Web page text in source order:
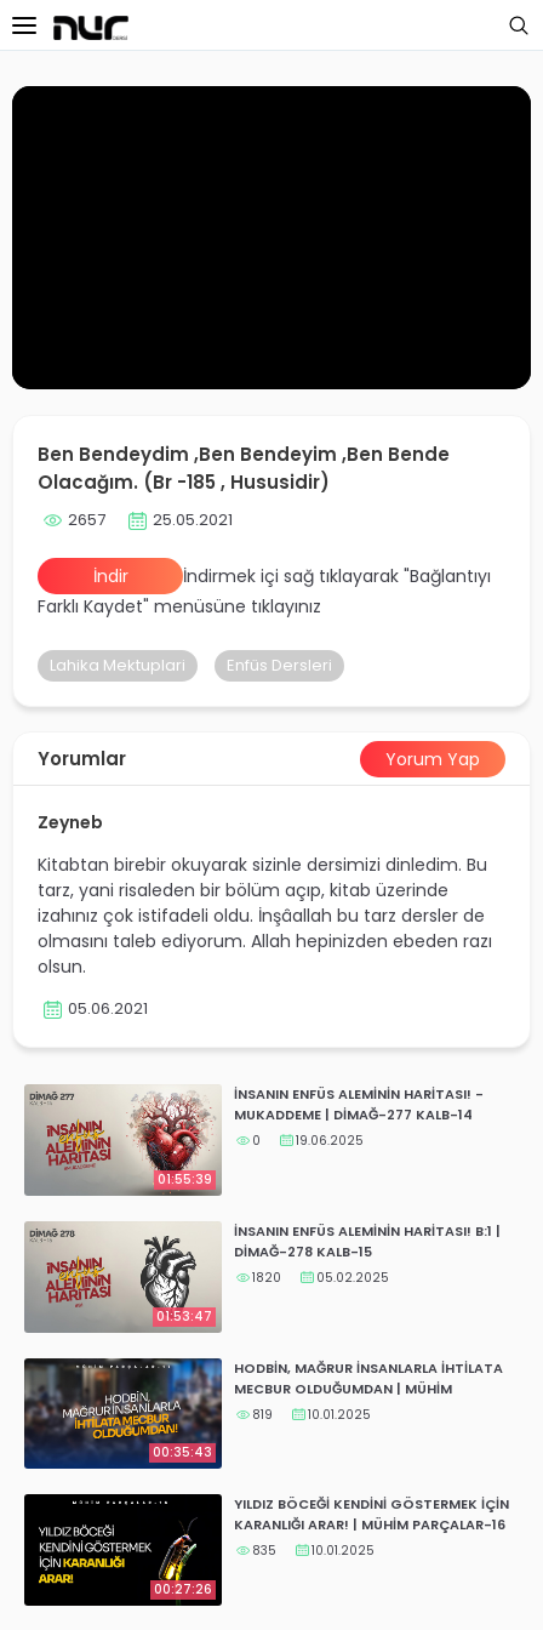
Dersler
Ben Bendeydim ,Ben Bendeyim ,Ben Bende
Olacağım. (Br -185 , Hususidir)
2657 25.05.2021
İndir
İndirmek içi sağ tıklayarak "Bağlantıyı
Farklı Kaydet" menüsüne tıklayınız
Lahika Mektuplari Enfüs Dersleri
Yorumlar Yorum Yap
Zeyneb
Kitabtan birebir okuyarak sizinle dersimizi dinledim. Bu
tarz, yani risaleden bir bölüm açıp, kitab üzerinde
izahınız çok istifadeli oldu. İnşâallah bu tarz dersler de
olmasını taleb ediyorum. Allah hepinizden ebeden razı
olsun.
05.06.2021
01:55:39
İNSANIN ENFÜS ALEMİNİN HARİTASI! -
MUKADDEME | DİMAĞ-277 KALB-14
0 19.06.2025
01:53:47
İNSANIN ENFÜS ALEMİNİN HARİTASI! B:1 |
DİMAĞ-278 KALB-15
1820 05.02.2025
00:35:43
HODBİN, MAĞRUR İNSANLARLA İHTİLATA
MECBUR OLDUĞUMDAN | MÜHİM
PARÇALAR-17
819 10.01.2025
00:27:26
YILDIZ BÖCEĞİ KENDİNİ GÖSTERMEK İÇİN
KARANLIĞI ARAR! | MÜHİM PARÇALAR-16
835 10.01.2025